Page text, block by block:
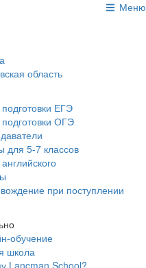
Меню
область
ЕГЭ
ОГЭ
для 5-7 классов
при поступлении
обучение
школа
Lancman School?